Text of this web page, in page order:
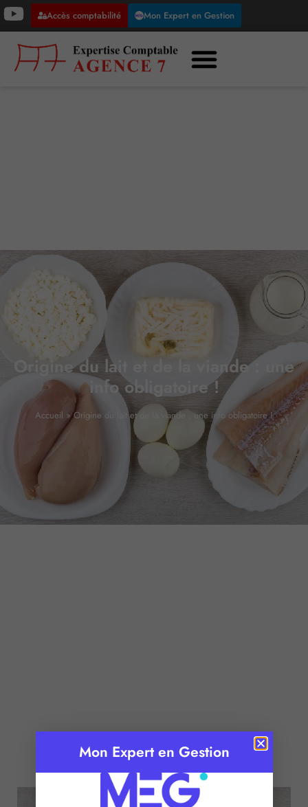
Accès comptabilité Mon Expert en Gestion
Origine du lait et de la viande : une
info obligatoire !
Accueil »Origine du lait et de la viande : une info obligatoire !
Publié le :4 novembre 2016
Temps de lecture : 2 minutes
Mon Expert en Gestion